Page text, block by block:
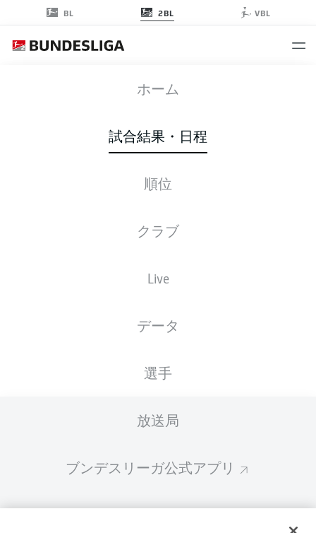
BL 2BL VBL
ホーム
試合結果・日程
順位
クラブ
Live
データ
選手
放送局
ブンデスリーガ公式アプリ
ファンタジー・マネジャー
WOB SGD
スターティングメンバー
スターティングメンバーは試合開始の 60分前